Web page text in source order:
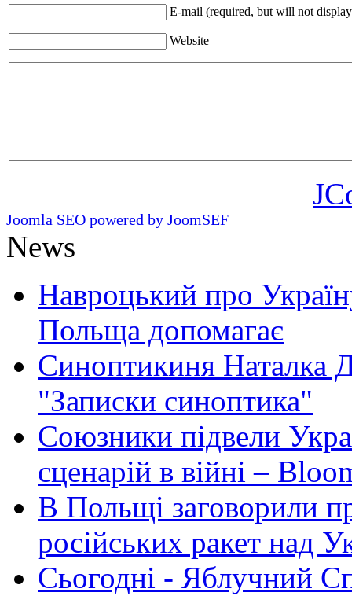
E-mail (required, but will not
Website
Joomla SEO powered by JoomSEF
News
Навроцький про
Польща допомагає
Синоптикиня Наталка
"Записки синоптика"
Союзники підвели
сценарій в війні –
В Польщі заговорили
російських ракет над
Сьогодні - Яблучний